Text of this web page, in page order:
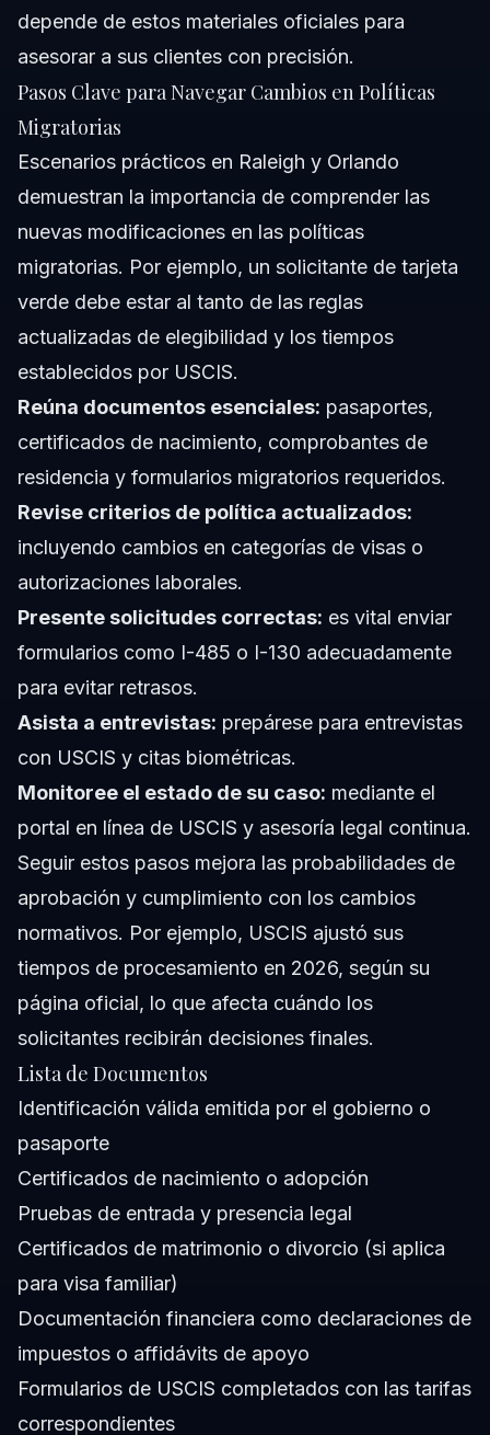
depende de estos materiales oficiales para
asesorar a sus clientes con precisión.
Pasos Clave para Navegar Cambios en Políticas
Migratorias
Escenarios prácticos en Raleigh y Orlando
demuestran la importancia de comprender las
nuevas modificaciones en las políticas
migratorias. Por ejemplo, un solicitante de tarjeta
verde debe estar al tanto de las reglas
actualizadas de elegibilidad y los tiempos
establecidos por USCIS.
Reúna documentos esenciales: pasaportes,
certificados de nacimiento, comprobantes de
residencia y formularios migratorios requeridos.
Revise criterios de política actualizados:
incluyendo cambios en categorías de visas o
autorizaciones laborales.
Presente solicitudes correctas: es vital enviar
formularios como I-485 o I-130 adecuadamente
para evitar retrasos.
Asista a entrevistas: prepárese para entrevistas
con USCIS y citas biométricas.
Monitoree el estado de su caso: mediante el
portal en línea de USCIS y asesoría legal continua.
Seguir estos pasos mejora las probabilidades de
aprobación y cumplimiento con los cambios
normativos. Por ejemplo, USCIS ajustó sus
tiempos de procesamiento en 2026, según su
página oficial, lo que afecta cuándo los
solicitantes recibirán decisiones finales.
Lista de Documentos
Identificación válida emitida por el gobierno o
pasaporte
Certificados de nacimiento o adopción
Pruebas de entrada y presencia legal
Certificados de matrimonio o divorcio (si aplica
para visa familiar)
Documentación financiera como declaraciones de
impuestos o affidávits de apoyo
Formularios de USCIS completados con las tarifas
correspondientes